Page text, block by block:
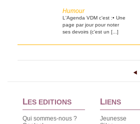
Humour
L'Agenda VDM c'est :• Une
page par jour pour noter
ses devoirs (c'est un [...]
LES EDITIONS
Qui sommes-nous ?
LIENS
Jeunesse